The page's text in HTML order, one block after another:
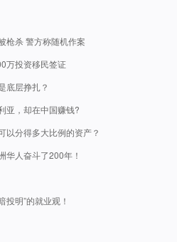
枪杀 警方称随机作案
万投资移民签证
底层挣扎？
亚，却在中国赚钱?
以分得多大比例的资产？
华人奋斗了200年！
投明”的就业观！